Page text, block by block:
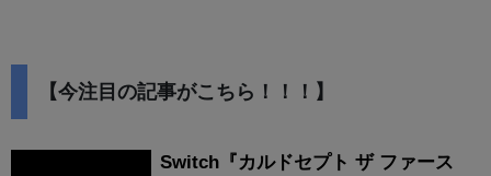
【今注目の記事がこちら！！！】
Switch『カルドセプト ザ ファース